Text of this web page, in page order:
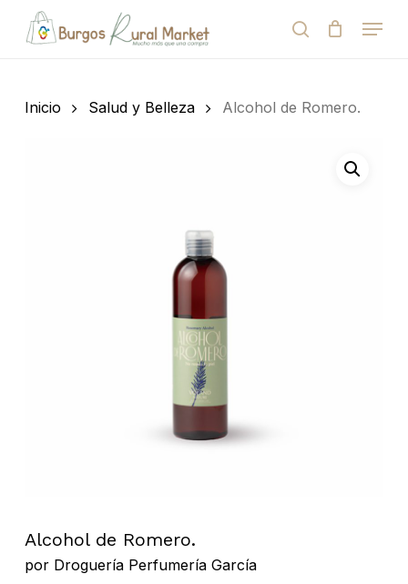
de
search
Menu
Cart
Inicio Salud y Belleza Alcohol de Romero.
Alcohol de Romero.
por Droguería Perfumería García